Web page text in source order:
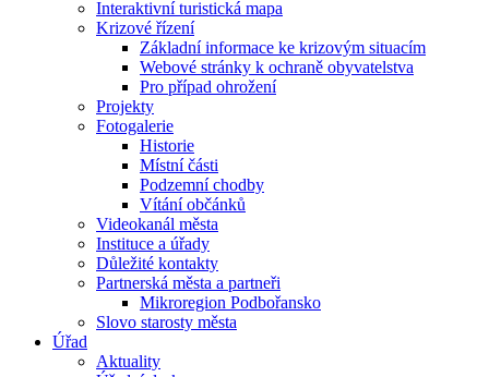
Interaktivní turistická mapa
Krizové řízení
Základní informace ke krizovým situacím
Webové stránky k ochraně obyvatelstva
Pro případ ohrožení
Projekty
Fotogalerie
Historie
Místní části
Podzemní chodby
Vítání občánků
Videokanál města
Instituce a úřady
Důležité kontakty
Partnerská města a partneři
Mikroregion Podbořansko
Slovo starosty města
Úřad
Aktuality